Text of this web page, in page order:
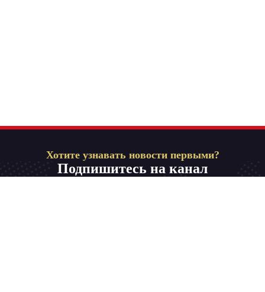
Хотите узнавать новости первыми?
Подпишитесь на канал